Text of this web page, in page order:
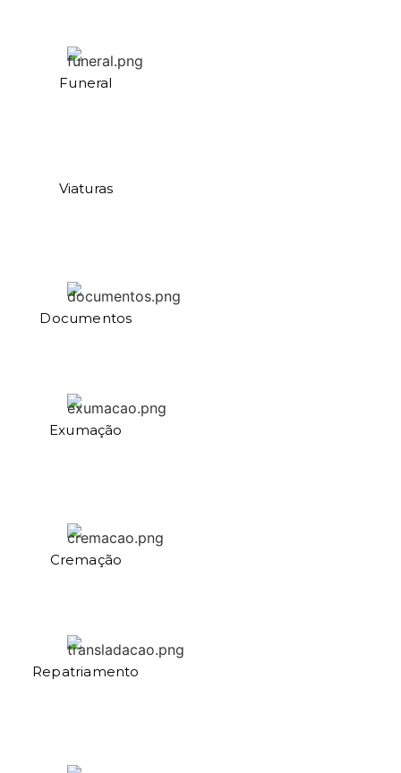
Funeral
Viaturas
Documentos
Exumação
Cremação
Repatriamento